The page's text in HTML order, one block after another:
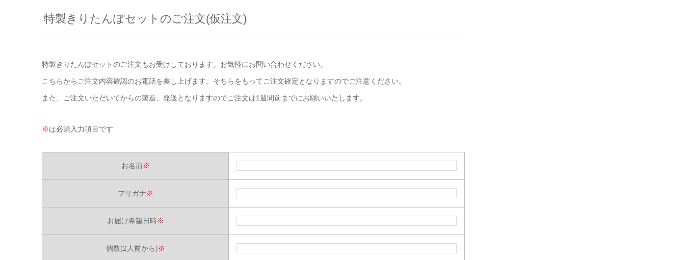
特製きりたんぽセットのご注文(仮注文)
特製きりたんぽセットのご注文もお受けしております。お気軽にお問い合わせください。
こちらからご注文内容確認のお電話を差し上げます。そちらをもってご注文確定となりますのでご注意ください。
また、ご注文いただいてからの製造、発送となりますのでご注文は1週間前までにお願いいたします。
※は必須入力項目です
お名前※
フリガナ※
お届け希望日時※
個数(2人前から)※